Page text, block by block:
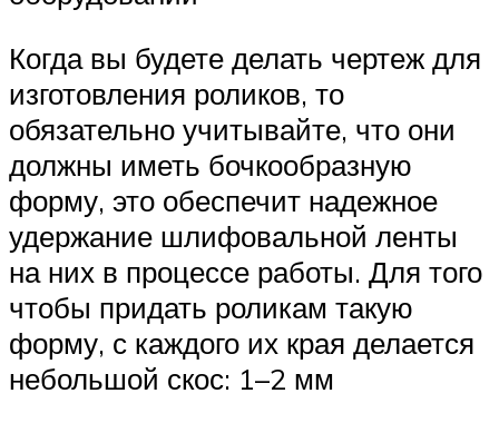
Когда вы будете делать чертеж для
изготовления роликов, то
обязательно учитывайте, что они
должны иметь бочкообразную
форму, это обеспечит надежное
удержание шлифовальной ленты
на них в процессе работы. Для того
чтобы придать роликам такую
форму, с каждого их края делается
небольшой скос: 1–2 мм